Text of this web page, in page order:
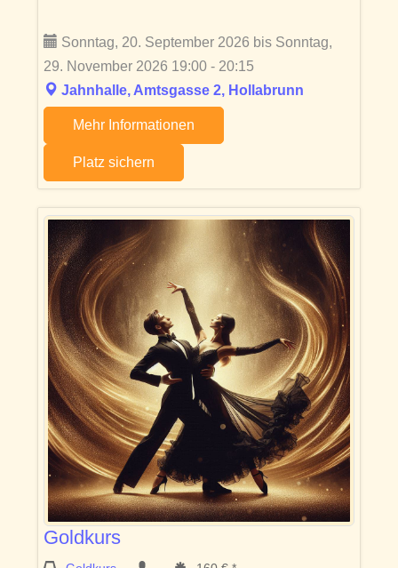
Sonntag, 20. September 2026 bis Sonntag,
29. November 2026 19:00 - 20:15
Jahnhalle, Amtsgasse 2, Hollabrunn
Mehr Informationen
Platz sichern
Goldkurs